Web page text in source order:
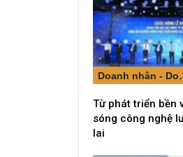
Doanh
Từ phát triển bền
sóng công nghệ
lai